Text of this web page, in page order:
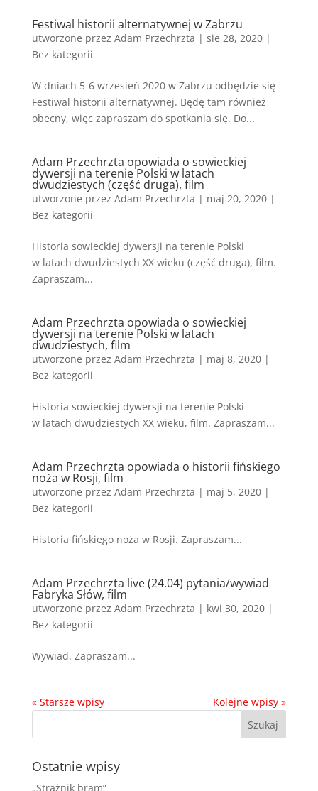
Festiwal historii alternatywnej w Zabrzu
utworzone przez Adam Przechrzta | sie 28, 2020|
Bez kategorii
W dniach 5-6 wrzesień 2020 w Zabrzu odbędzie się
Festiwal historii alternatywnej. Będę tam również
obecny, więc zapraszam do spotkania się. Do...
Adam Przechrzta opowiada o sowieckiej
dywersji na terenie Polski w latach
dwudziestych (część druga), film
utworzone przez Adam Przechrzta | maj 20, 2020|
Bez kategorii
Historia sowieckiej dywersji na terenie Polski
w latach dwudziestych XX wieku (część druga), film.
Zapraszam...
Adam Przechrzta opowiada o sowieckiej
dywersji na terenie Polski w latach
dwudziestych, film
utworzone przez Adam Przechrzta | maj 8, 2020|
Bez kategorii
Historia sowieckiej dywersji na terenie Polski
w latach dwudziestych XX wieku, film. Zapraszam...
Adam Przechrzta opowiada o historii fińskiego
noża w Rosji, film
utworzone przez Adam Przechrzta | maj 5, 2020|
Bez kategorii
Historia fińskiego noża w Rosji. Zapraszam...
Adam Przechrzta live (24.04) pytania/wywiad
Fabryka Słów, film
utworzone przez Adam Przechrzta | kwi 30, 2020|
Bez kategorii
Wywiad. Zapraszam...
« Starsze wpisy Kolejne wpisy »
Ostatnie wpisy
„Strażnik bram”